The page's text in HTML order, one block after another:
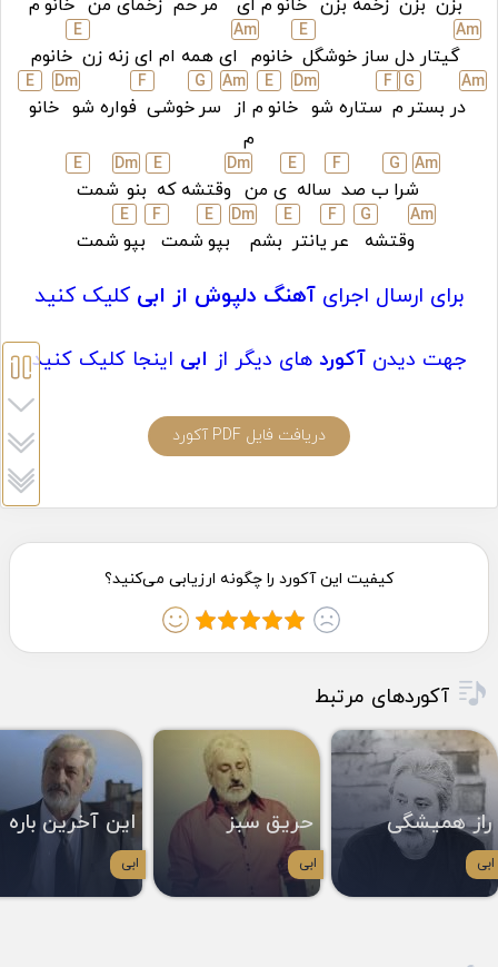
بزن بزن زخمه بزن خانو م ای مر حم زخمای من خانو م
Am
گیتار دل ساز خوشگل
E
خانوم
Am
ای همه ام ای زنه زن
E
خانوم
Am
در بستر
G
م
F
ستاره شو
Dm
خانو
E
م از
Am
سر
G
خوشی
F
فواره شو
Dm
خانو
E
م
Am
شرا
G
ب صد
F
ساله
E
ی من
Dm
وقتشه که
E
بنو
Dm
شمت
E
Am
وقتشه
G
عر
F
یانتر
E
بشم
Dm
بپو
E
شمت
F
بپو
E
شمت
برای ارسال اجرای آهنگ دلپوش از ابی کلیک کنید
جهت دیدن آکورد های دیگر از ابی اینجا کلیک کنید
دریافت فایل PDF آکورد
آکوردهای مرتبط
راز همیشگی
ابی
حریق سبز
ابی
این آخرین باره
ابی